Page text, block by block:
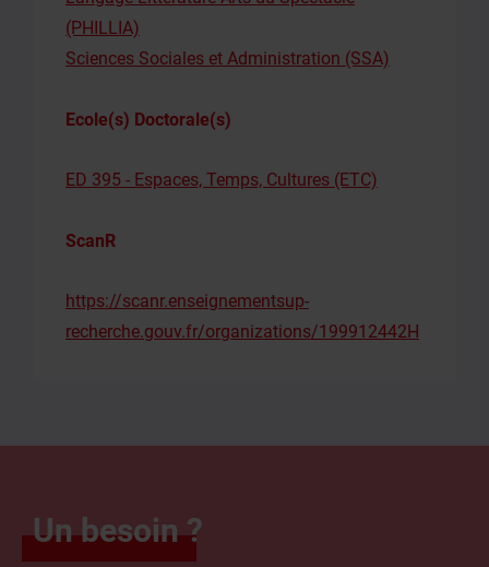
(PHILLIA)
Sciences Sociales et Administration (SSA)
Ecole(s) Doctorale(s)
ED 395 - Espaces, Temps, Cultures (ETC)
ScanR
https://scanr.enseignementsup-
recherche.gouv.fr/organizations/199912442H
Un besoin ?